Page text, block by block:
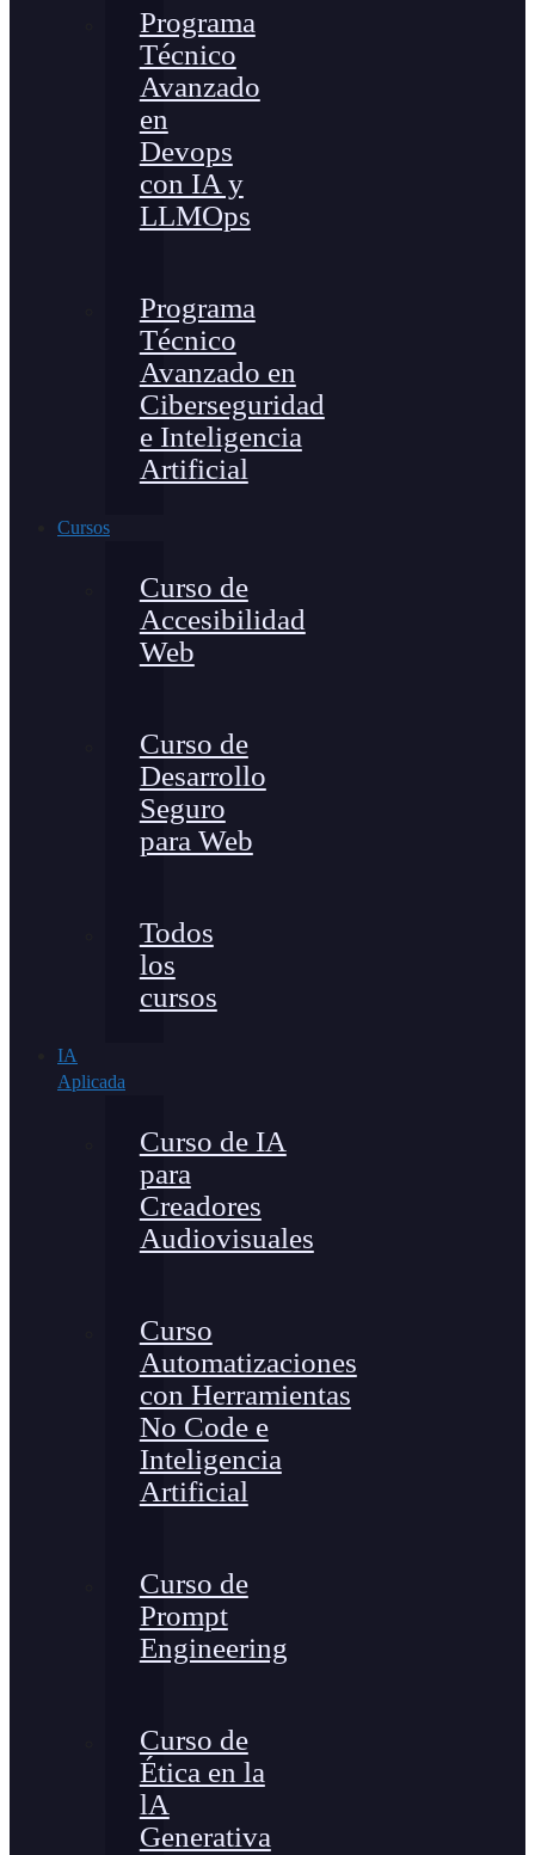
Programa
Técnico
Avanzado
en
Devops
con IA y
LLMOps
Programa
Técnico
Avanzado en
Ciberseguridad
e Inteligencia
Artificial
Cursos
Curso de
Accesibilidad
Web
Curso de
Desarrollo
Seguro
para Web
Todos
los
cursos
IA
Aplicada
Curso de IA
para
Creadores
Audiovisuales
Curso
Automatizaciones
con Herramientas
No Code e
Inteligencia
Artificial
Curso de
Prompt
Engineering
Curso de
Ética en la
lA
Generativa